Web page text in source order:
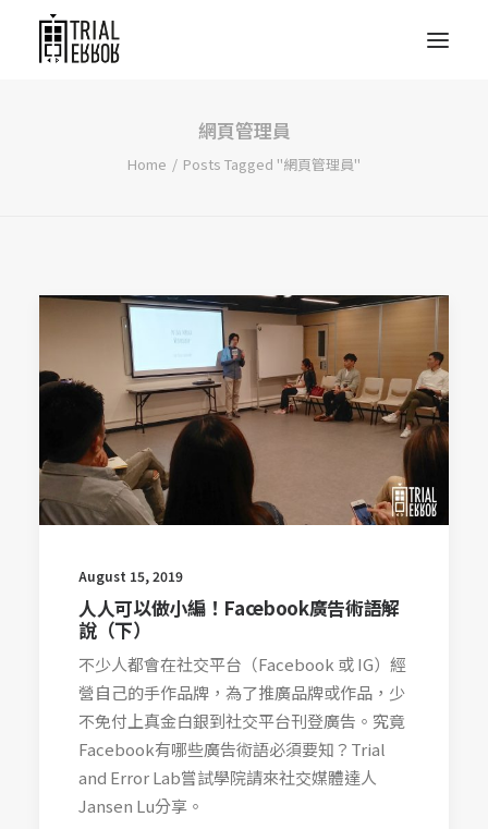
網頁管理員
Home Posts Tagged "網頁管理員"
August 15, 2019
人人可以做小編！Facebook廣告術語解
說（下）
不少人都會在社交平台（Facebook 或 IG）經
營自己的手作品牌，為了推廣品牌或作品，少
不免付上真金白銀到社交平台刊登廣告。究竟
Facebook有哪些廣告術語必須要知？Trial
and Error Lab嘗試學院請來社交媒體達人
Jansen Lu分享。